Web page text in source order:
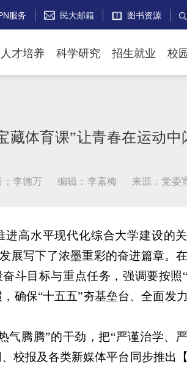
服务  民大邮箱 图书资源 
人才培养 科学研究 招生就业 校
藏体育课”让青春在运动中
：李德万 编辑：李素梅 来源：党委
进高水平现代化综合大学建设的
展写下了浓墨重彩的奋进篇章。
斗目标与重点任务，强调要按照
确保“十五五”夯基垒台、全面发
气腾腾”的干劲，把“严谨治学、
校报及各类新媒体平台同步推出